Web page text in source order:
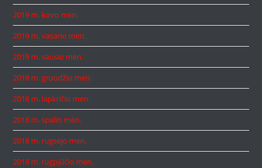
2019 m. kovo mėn.
2019 m. vasario mėn.
2019 m. sausio mėn.
2018 m. gruodžio mėn.
2018 m. lapkričio mėn.
2018 m. spalio mėn.
2018 m. rugsėjo mėn.
2018 m. rugpjūčio mėn.